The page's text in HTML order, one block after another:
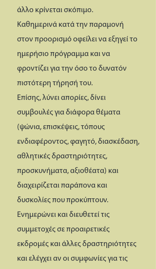
άλλο κρίνεται σκόπιμο.
Καθημερινά κατά την παραμονή
στον προορισμό οφείλει να εξηγεί το
ημερήσιο πρόγραμμα και να
φροντίζει για την όσο το δυνατόν
πιστότερη τήρησή του.
Επίσης, λύνει απορίες, δίνει
συμβουλές για διάφορα θέματα
(ψώνια, επισκέψεις, τόπους
ενδιαφέροντος, φαγητό, διασκέδαση,
αθλητικές δραστηριότητες,
προσκυνήματα, αξιοθέατα) και
διαχειρίζεται παράπονα και
δυσκολίες που προκύπτουν.
Ενημερώνει και διευθετεί τις
συμμετοχές σε προαιρετικές
εκδρομές και άλλες δραστηριότητες
και ελέγχει αν οι συμφωνίες για τις